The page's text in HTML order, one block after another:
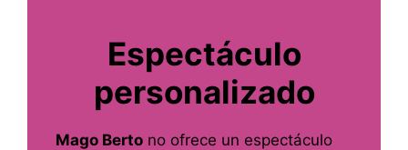
Espectáculo
personalizado
Mago Berto no ofrece un espectáculo